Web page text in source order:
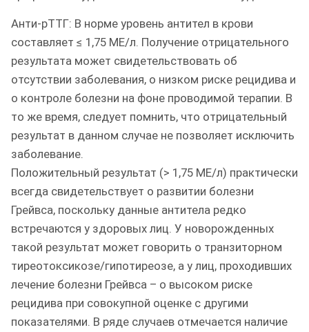
Анти-рТТГ: В норме уровень антител в крови
составляет ≤ 1,75 МЕ/л. Получение отрицательного
результата может свидетельствовать об
отсутствии заболевания, о низком риске рецидива и
о контроле болезни на фоне проводимой терапии. В
то же время, следует помнить, что отрицательный
результат в данном случае не позволяет исключить
заболевание.
Положительный результат (> 1,75 МЕ/л) практически
всегда свидетельствует о развитии болезни
Грейвса, поскольку данные антитела редко
встречаются у здоровых лиц. У новорожденных
такой результат может говорить о транзиторном
тиреотоксикозе/гипотиреозе, а у лиц, проходивших
лечение болезни Грейвса – о высоком риске
рецидива при совокупной оценке с другими
показателями. В ряде случаев отмечается наличие